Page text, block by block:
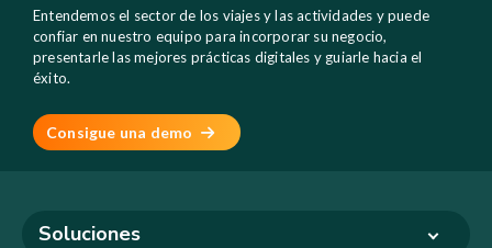
Entendemos el sector de los viajes y las actividades y puede
confiar en nuestro equipo para incorporar su negocio,
presentarle las mejores prácticas digitales y guiarle hacia el
éxito.
Consigue una demo
Soluciones